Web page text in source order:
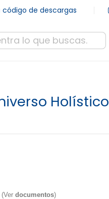
código de descargas
Holístico
documentos)